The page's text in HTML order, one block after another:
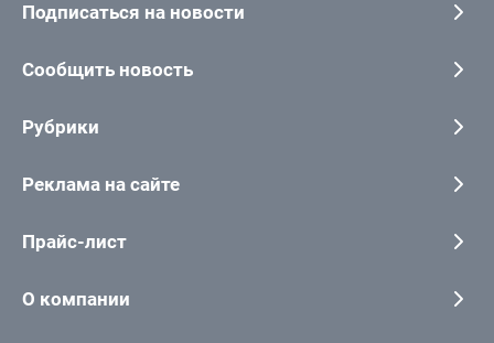
Подписаться на новости
Сообщить новость
Рубрики
Реклама на сайте
Прайс-лист
О компании